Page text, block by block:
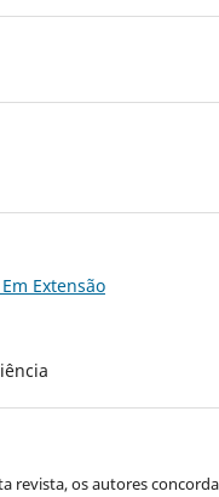
Extensão
revista, os autores